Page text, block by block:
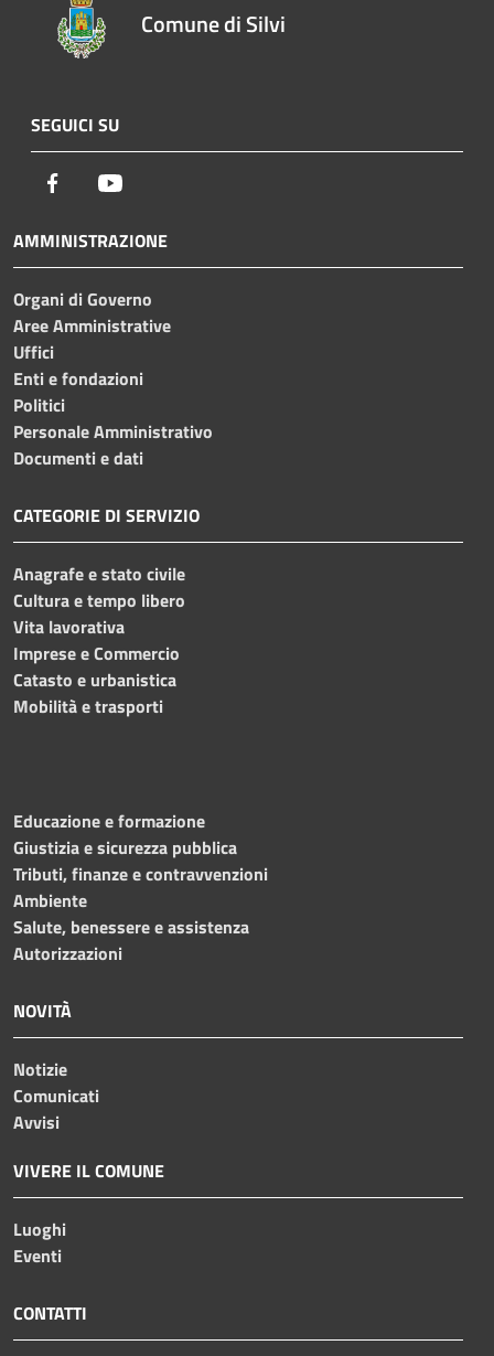
Comune di Silvi
SEGUICI SU
Facebook
AMMINISTRAZIONE
Organi di Governo
Aree Amministrative
Uffici
Enti e fondazioni
Politici
Personale Amministrativo
Documenti e dati
CATEGORIE DI SERVIZIO
Anagrafe e stato civile
Cultura e tempo libero
Vita lavorativa
Imprese e Commercio
Catasto e urbanistica
Mobilità e trasporti
Educazione e formazione
Giustizia e sicurezza pubblica
Tributi, finanze e contravvenzioni
Ambiente
Salute, benessere e assistenza
Autorizzazioni
NOVITÀ
Notizie
Comunicati
Avvisi
VIVERE IL COMUNE
Luoghi
Eventi
CONTATTI